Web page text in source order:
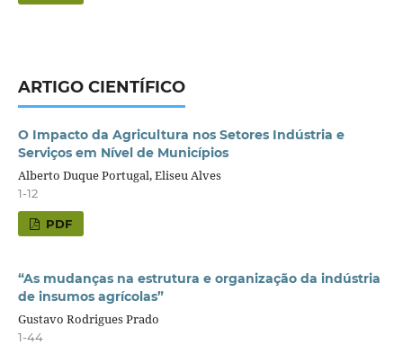
ARTIGO CIENTÍFICO
O Impacto da Agricultura nos Setores Indústria e
Serviços em Nível de Municípios
Alberto Duque Portugal, Eliseu Alves
1-12
PDF
“As mudanças na estrutura e organização da indústria
de insumos agrícolas”
Gustavo Rodrigues Prado
1-44